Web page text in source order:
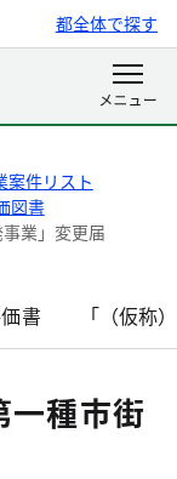
都全体で探す
案件リスト
図書
業」変更届
書 「（仮称
一種市街